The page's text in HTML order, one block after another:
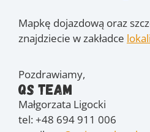
Mapkę dojazdową oraz
znajdziecie w zakładce
Pozdrawiamy,
QS Team
Małgorzata Ligocki
tel: +48 694 911 006